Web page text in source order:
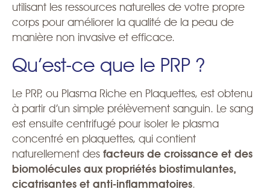
utilisant les ressources naturelles de votre propre
corps pour améliorer la qualité de la peau de
manière non invasive et efficace.
Qu’est-ce que le PRP ?
Le PRP, ou Plasma Riche en Plaquettes, est obtenu
à partir d’un simple prélèvement sanguin. Le sang
est ensuite centrifugé pour isoler le plasma
concentré en plaquettes, qui contient
naturellement des facteurs de croissance et des
biomolécules aux propriétés biostimulantes,
cicatrisantes et anti-inflammatoires.